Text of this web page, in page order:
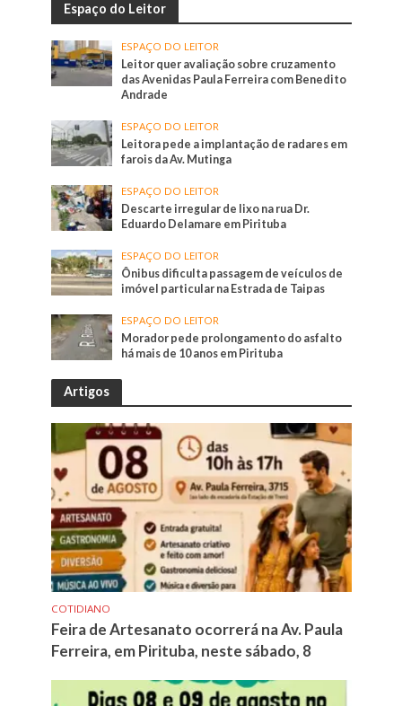
Espaço do Leitor
ESPAÇO DO LEITOR
Leitor quer avaliação sobre cruzamento
das Avenidas Paula Ferreira com Benedito
Andrade
ESPAÇO DO LEITOR
Leitora pede a implantação de radares em
farois da Av. Mutinga
ESPAÇO DO LEITOR
Descarte irregular de lixo na rua Dr.
Eduardo Delamare em Pirituba
ESPAÇO DO LEITOR
Ônibus dificulta passagem de veículos de
imóvel particular na Estrada de Taipas
ESPAÇO DO LEITOR
Morador pede prolongamento do asfalto
há mais de 10 anos em Pirituba
Artigos
COTIDIANO
Feira de Artesanato ocorrerá na Av. Paula
Ferreira, em Pirituba, neste sábado, 8